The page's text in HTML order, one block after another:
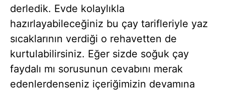
derledik. Evde kolaylıkla
hazırlayabileceğiniz bu çay tarifleriyle yaz
sıcaklarının verdiği o rehavetten de
kurtulabilirsiniz. Eğer sizde soğuk çay
faydalı mı sorusunun cevabını merak
edenlerdenseniz içeriğimizin devamına